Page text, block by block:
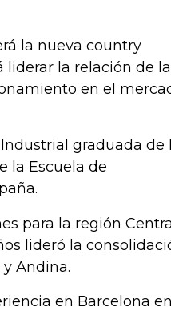
la nueva country
liderar la relación de la
en el
graduada de
la Escuela de
para la región Central
lideró la
Andina.
en Barcelona en